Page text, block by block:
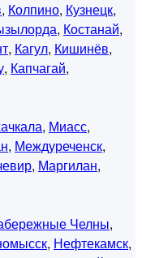
, Колпино, Кузнецк,
, Костанай,
, Кагул, Кишинёв,
, Капчагай,
, Миасс,
, Междуреченск,
, Маргилан,
Челны,
, Нефтекамск,